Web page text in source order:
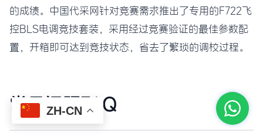
的成绩。中国代采网针对竞赛需求推出了专用的F722飞
控BLS电调竞技套装，采用经过竞赛验证的最佳参数配
置，开箱即可达到竞技状态，省去了繁琐的调校过程。
常见问题FAQ
ZH-CN